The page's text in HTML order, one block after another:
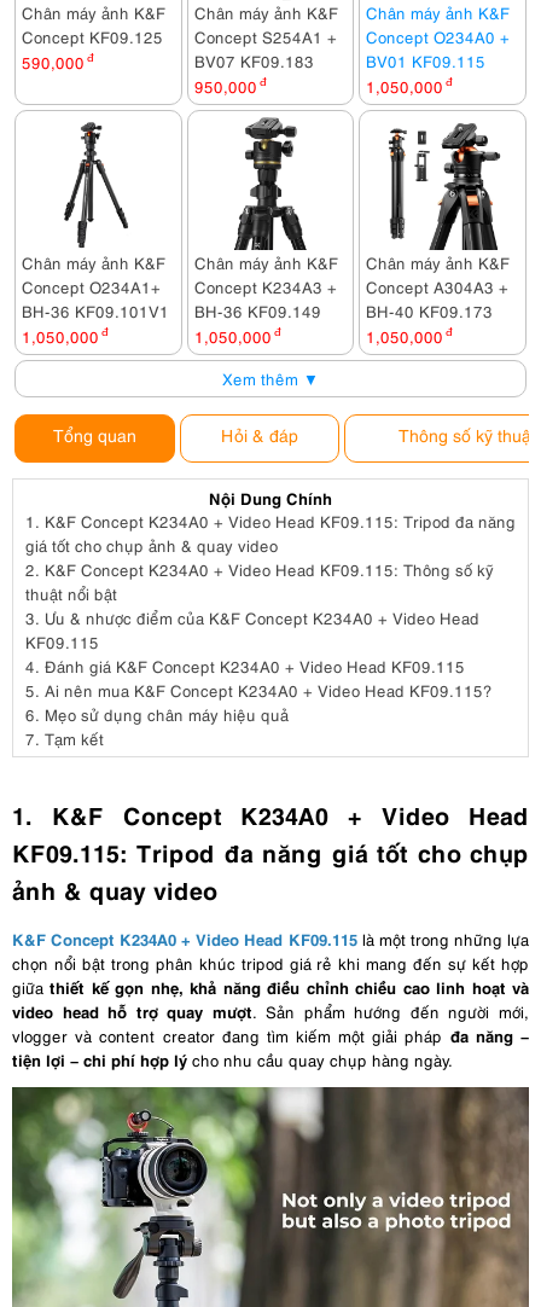
Chân máy ảnh K&F
Concept KF09.125
590,000 đ
Chân máy ảnh K&F
Concept S254A1 +
BV07 KF09.183
950,000 đ
Chân máy ảnh K&F
Concept O234A0 +
BV01 KF09.115
1,050,000 đ
Chân máy ảnh K&F
Concept O234A1+
BH-36 KF09.101V1
1,050,000 đ
Chân máy ảnh K&F
Concept K234A3 +
BH-36 KF09.149
1,050,000 đ
Chân máy ảnh K&F
Concept A304A3 +
BH-40 KF09.173
1,050,000 đ
Xem thêm ▼
Tổng quan Hỏi & đáp Thông số kỹ thuật
Nội Dung Chính
1. K&F Concept K234A0 + Video Head KF09.115: Tripod đa năng
giá tốt cho chụp ảnh & quay video
2. K&F Concept K234A0 + Video Head KF09.115: Thông số kỹ
thuật nổi bật
3. Ưu & nhược điểm của K&F Concept K234A0 + Video Head
KF09.115
4. Đánh giá K&F Concept K234A0 + Video Head KF09.115
5. Ai nên mua K&F Concept K234A0 + Video Head KF09.115?
6. Mẹo sử dụng chân máy hiệu quả
7. Tạm kết
1. K&F Concept K234A0 + Video Head
KF09.115: Tripod đa năng giá tốt cho chụp
ảnh & quay video
K&F Concept K234A0 + Video Head KF09.115là một trong những lựa
chọn nổi bật trong phân khúc tripod giá rẻ khi mang đến sự kết hợp
giữathiết kế gọn nhẹ, khả năng điều chỉnh chiều cao linh hoạt và
video head hỗ trợ quay mượt. Sản phẩm hướng đến người mới,
vlogger và content creator đang tìm kiếm một giải pháp đa năng –
tiện lợi – chi phí hợp lý cho nhu cầu quay chụp hàng ngày.